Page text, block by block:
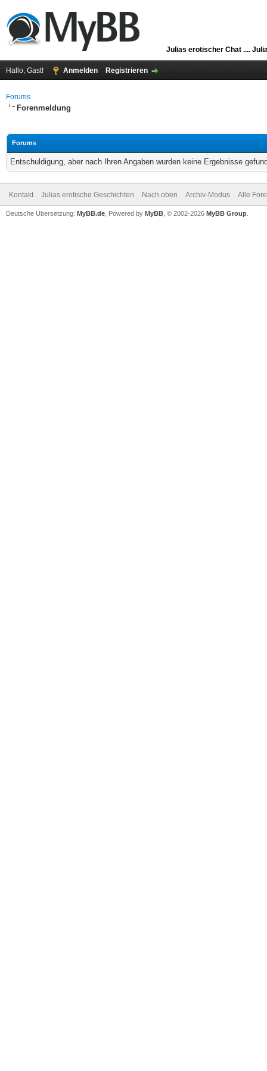
Julias erotischer Chat ....
Hallo, Gast! Anmelden Registrieren
Forums
Forenmeldung
Forums
Entschuldigung, aber nach Ihren Angaben wurden keine Ergebnisse
Kontakt Julias erotische Geschichten Nach oben Archiv-Modus Alle
Deutsche Übersetzung: MyBB.de , Powered by MyBB , © 2002-2026 MyBB Group